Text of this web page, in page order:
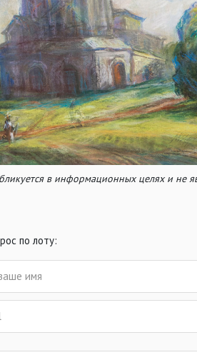
в информационных целях и не
по лоту: